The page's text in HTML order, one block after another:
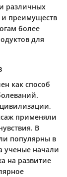
различных
преимуществ
более
для
как способ
применяли
В
популярны в
ученые начали
на развитие